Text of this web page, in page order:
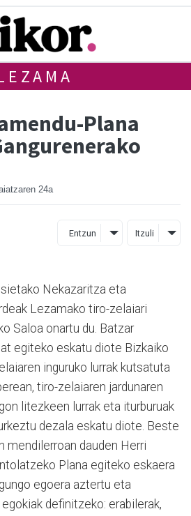
Plana
24a
Entzun Itzuli
Nekazaritza eta
Lezamako tiro-zelaiari
Saloa onartu du. Batzar
egiteko eskatu diote Bizkaiko
inguruko lurrak kutsatuta
tiro-zelaiaren jardunaren
litezkeen lurrak eta iturburuak
dezala eskatu diote. Beste
mendilerroan dauden Herri
Plana egiteko eskaera
egoera aztertu eta
definitzeko: erabilerak,